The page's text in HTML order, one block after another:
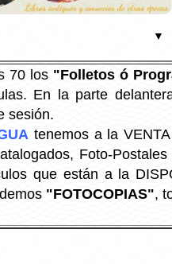
▼
70 los "Folletos ó
En la parte
sesión.
tenemos a la
Foto-
que están a la
"FOTOCOPIAS",